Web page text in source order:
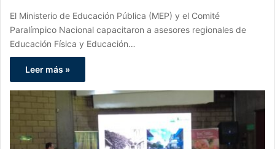
El Ministerio de Educación Pública (MEP) y el Comité
Paralímpico Nacional capacitaron a asesores regionales de
Educación Física y Educación…
Leer más »